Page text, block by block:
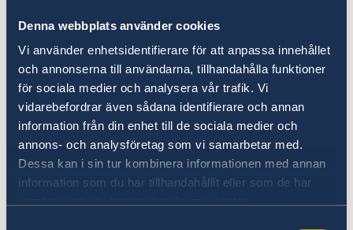
Denna webbplats använder cookies
Vi använder enhetsidentifierare för att anpassa innehållet
och annonserna till användarna, tillhandahålla funktioner
för sociala medier och analysera vår trafik. Vi
vidarebefordrar även sådana identifierare och annan
information från din enhet till de sociala medier och
annons- och analysföretag som vi samarbetar med.
Dessa kan i sin tur kombinera informationen med annan
information som du har tillhandahållit eller som de har
Du får rösta i riksdagsvalet och valet till
Europaparlamentet om du
är svensk medborgare
har fyllt 18 år senast på valdagen
någon gång har varit folkbokförd i Sverige
På regeringens webbplats hittar du mer
information om vem som kan rösta, hur du kan